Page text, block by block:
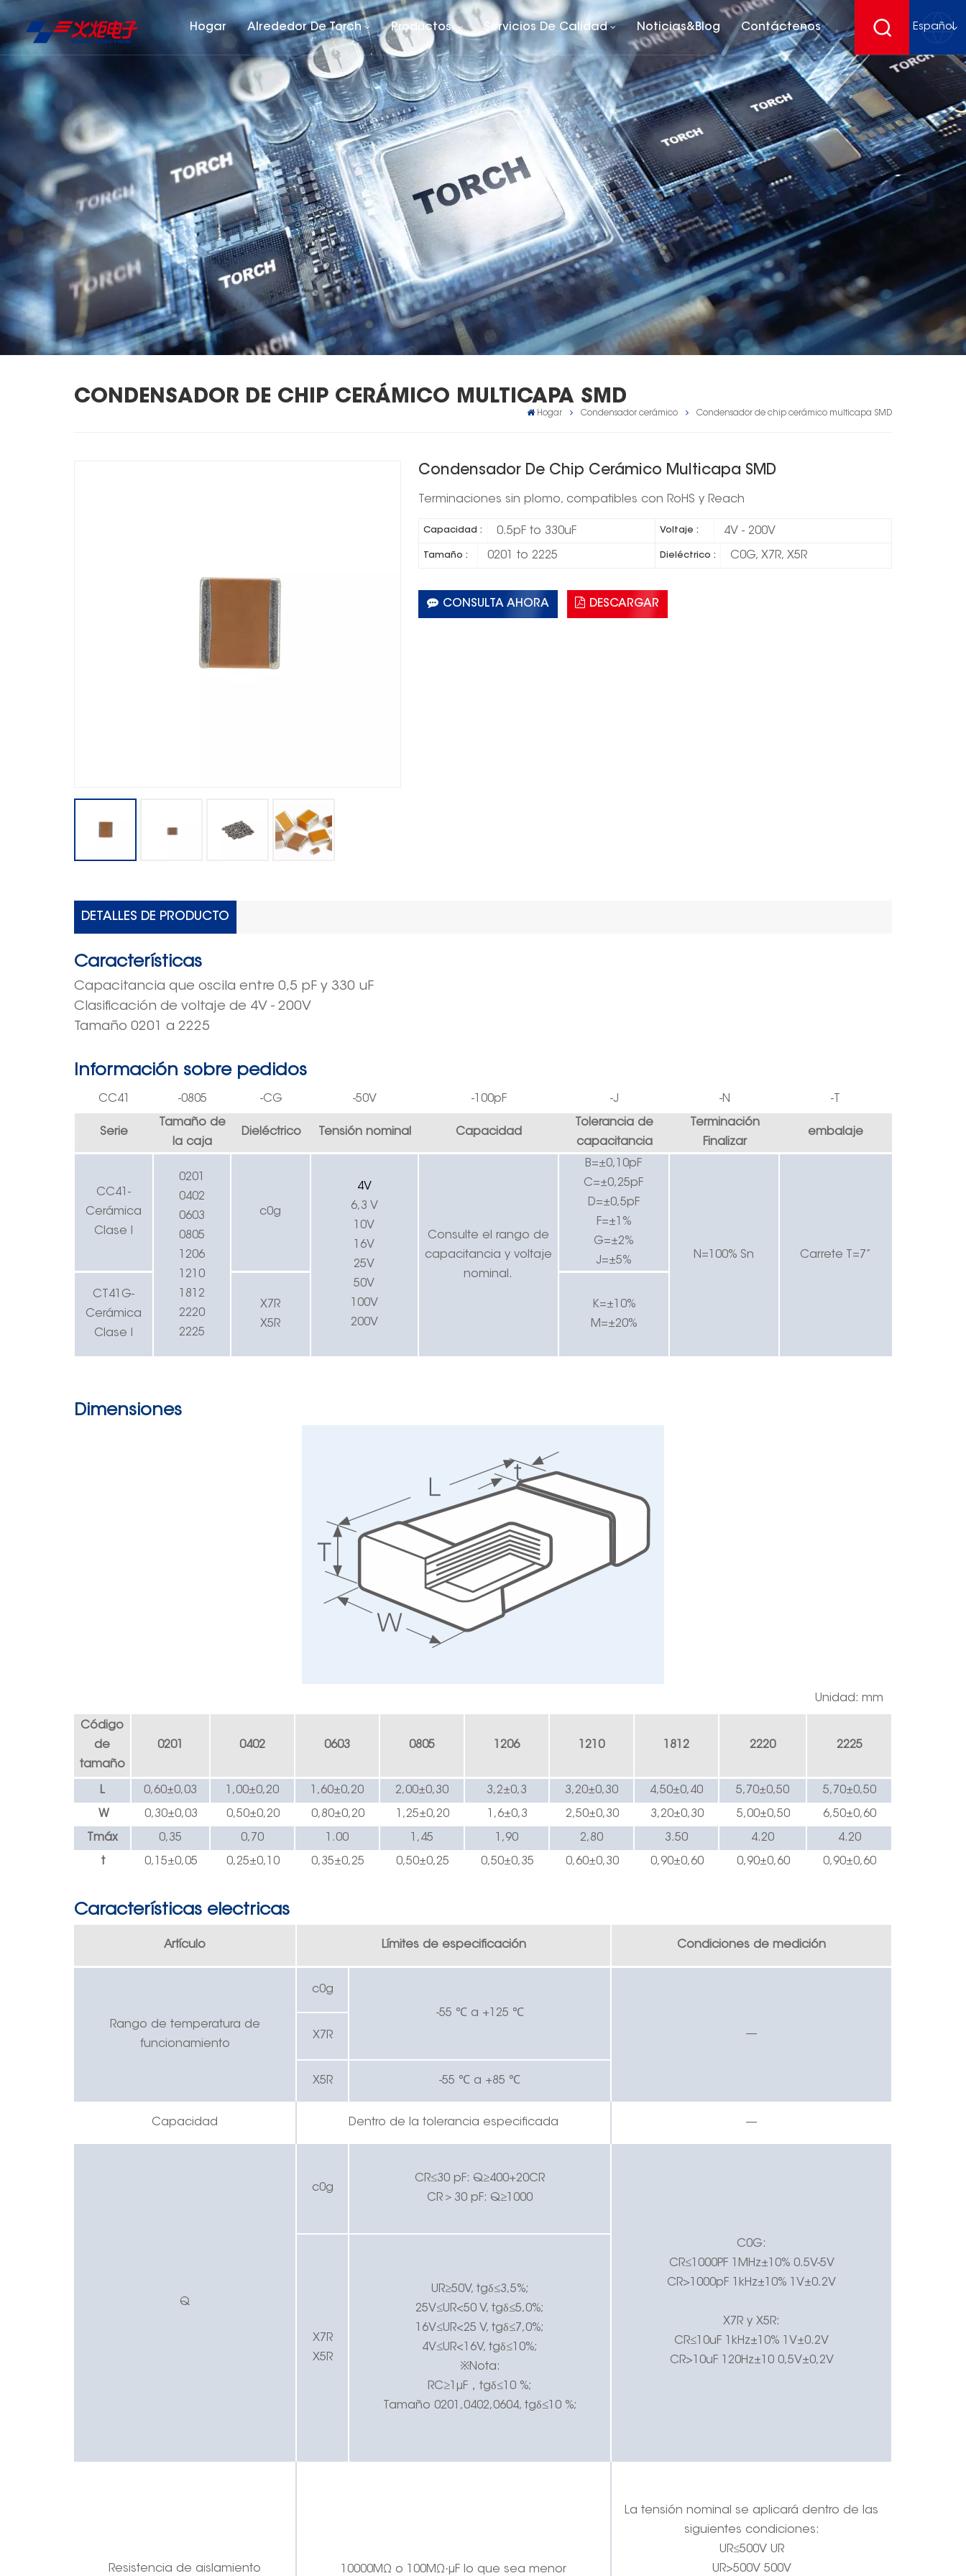
Hogar Alrededor De Torch Productos Servicios De Calidad Noticias&Blog Contáctenos Español
English
français
Deutsch
español
CONDENSADOR DE CHIP CERÁMICO MULTICAPA SMD
Hogar Condensador cerámico Condensador de chip cerámico multicapa SMD
Condensador De Chip Cerámico Multicapa SMD
Terminaciones sin plomo, compatibles con RoHS y Reach
Capacidad : 0.5pF to 330uF Voltaje : 4V - 200V
Tamaño : 0201 to 2225 Dieléctrico : C0G, X7R, X5R
CONSULTA AHORA DESCARGAR
DETALLES DE PRODUCTO
Características
Capacitancia que oscila entre 0,5 pF y 330 uF
Clasificación de voltaje de 4V - 200V
Tamaño 0201 a 2225
Información sobre pedidos
CC41 -0805 -CG -50V -100pF -J -N -T
Serie
Tamaño de
la caja
Dieléctrico Tensión nominal Capacidad
Tolerancia de
capacitancia
Terminación
Finalizar
embalaje
CC41-
Cerámica
Clase I
0201
0402
0603
0805
1206
1210
1812
2220
2225
c0g
4V
6,3 V
10V
16V
25V
50V
100V
200V
Consulte el rango de
capacitancia y voltaje
nominal.
B=±0,10pF
C=±0,25pF
D=±0,5pF
F=±1%
G=±2%
J=±5%
N=100% Sn Carrete T=7”
C T 41 G-
Cerámica
Clase I
X7R
X5R
K=± 10%
M=±20%
Dimensiones
Unidad: mm
Código
de
tamaño
0201 0402 0603 0805 1206 1210 1812 2220 2225
L 0,60±0,03 1,00±0,20 1,60±0,20 2,00±0,30 3,2±0,3 3,20±0,30 4,50±0,40 5,70±0,50 5,70±0,50
W 0,30±0,03 0,50±0,20 0,80±0,20 1,25±0,20 1,6±0,3 2,50±0,30 3,20±0,30 5,00±0,50 6,50±0,60
Tmáx 0,35 0,70 1.00 1,45 1,90 2,80 3.50 4.20 4.20
t 0,15±0,05 0,25±0,10 0,35±0,25 0,50±0,25 0,50±0,35 0,60±0,30 0,90±0,60 0,90±0,60 0,90±0,60
Características electricas
Artículo Límites de especificación Condiciones de medición
Rango de temperatura de
funcionamiento
c0g
-55 ℃ a +125 ℃
—
X7R
X5R -55 ℃ a +85 ℃
Capacidad Dentro de la tolerancia especificada —
Q
c0g
CR≤30 pF: Q≥400+20CR
CR ＞ 30 pF: Q≥1000
C0G:
CR≤1000PF 1MHz±10% 0.5V-5V
CR>1000pF 1kHz±10% 1V±0.2V
X7R y X5R:
CR≤10uF 1kHz±10% 1V±0.2V
CR>10uF 120Hz±10 0,5V±0,2V
X7R
X5R
UR≥50V, tgδ≤3,5%;
25V≤UR<50 V, tgδ≤5,0%;
16V≤UR<25 V, tgδ≤7,0%;
4V≤UR<16V, tgδ≤10%;
※Nota:
RC≥1μF ，tgδ≤10 %;
Tamaño 0201,0402,0604, tgδ≤10 %;
Resistencia de aislamiento 10000MΩ o 100MΩ·μF lo que sea menor
La tensión nominal se aplicará dentro de las
siguientes condiciones:
UR≤500V UR
UR>500V 500V